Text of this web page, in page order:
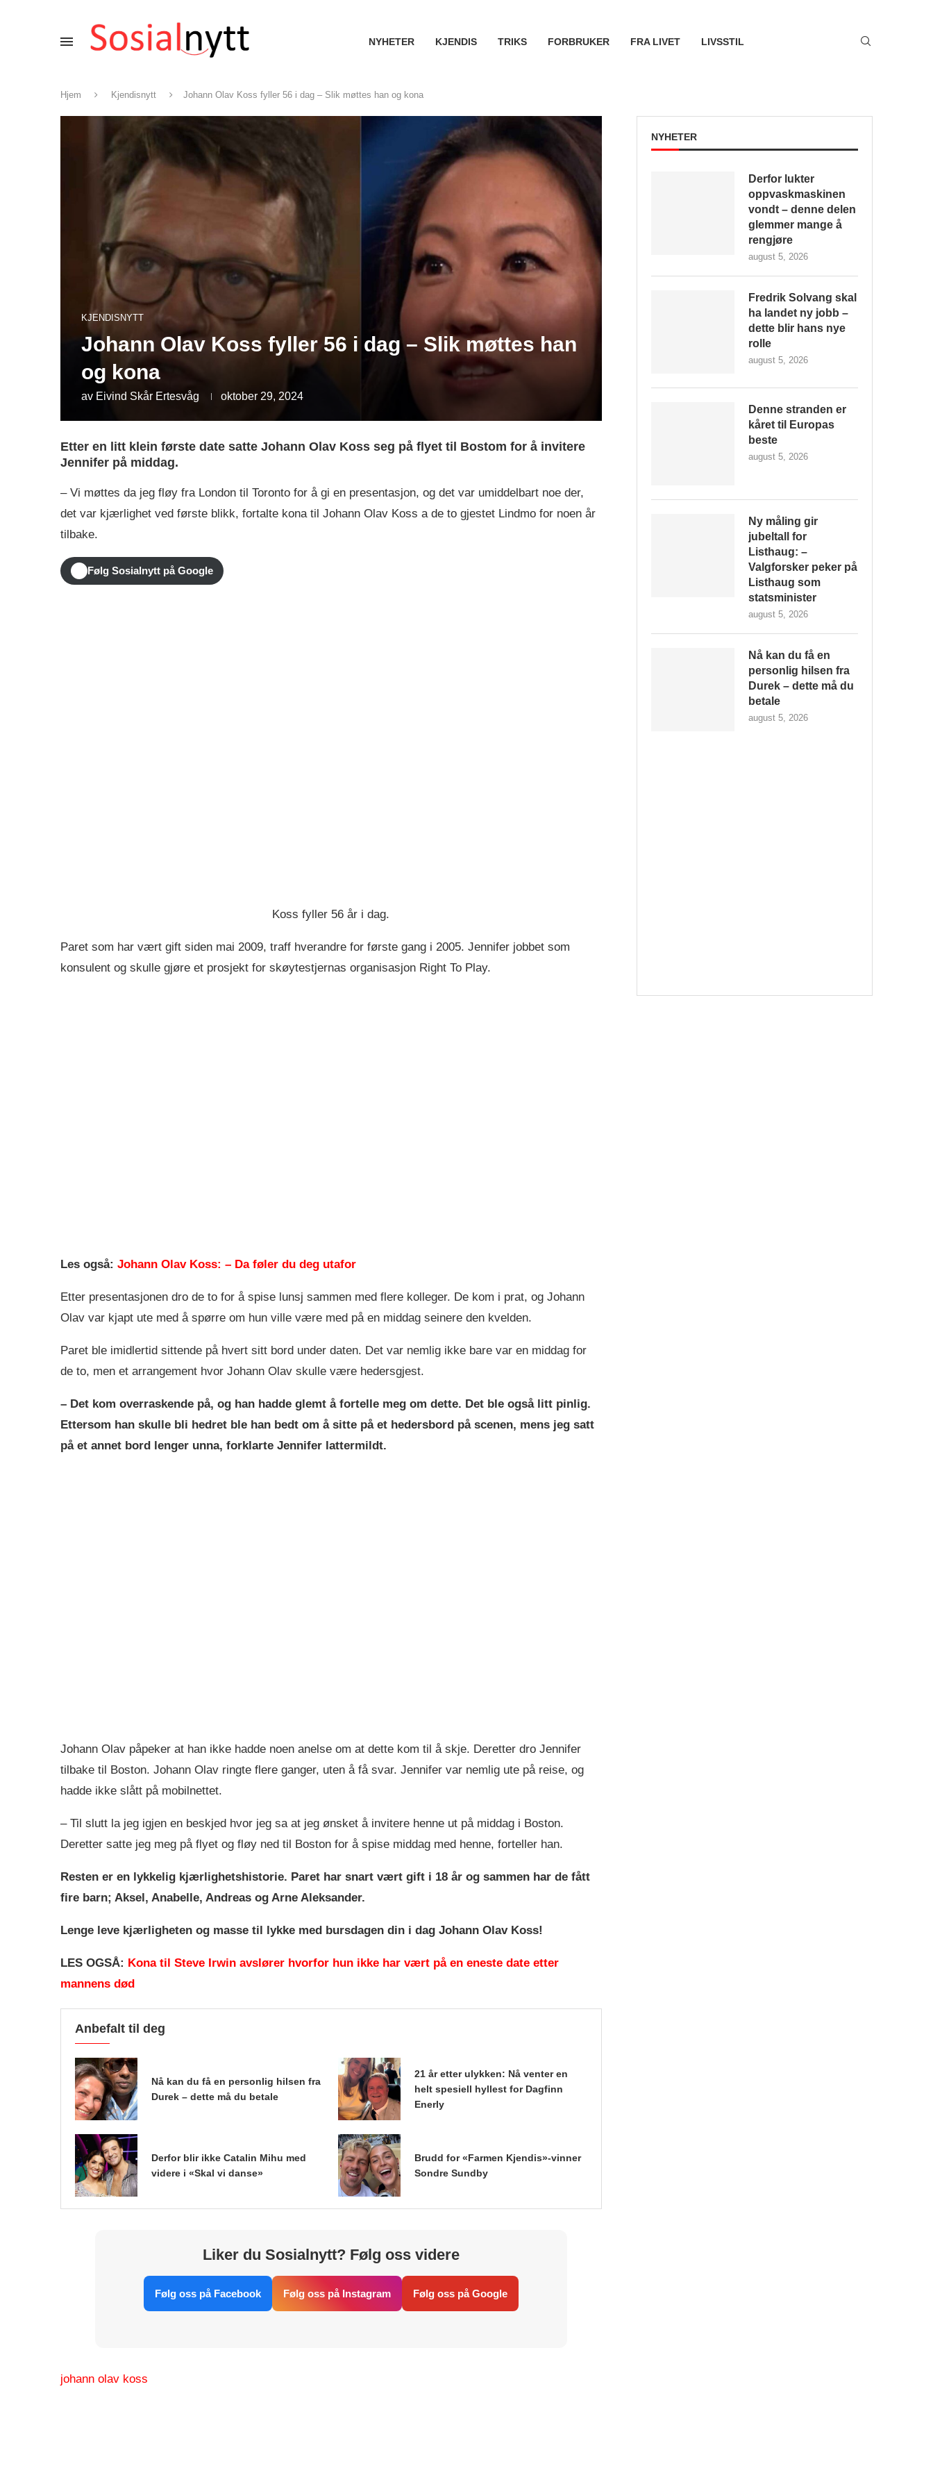
NYHETER KJENDIS TRIKS FORBRUKER FRA LIVET LIVSSTIL
Hjem Kjendisnytt Johann Olav Koss fyller 56 i dag – Slik møttes han og kona
KJENDISNYTT
Johann Olav Koss fyller 56 i dag – Slik møttes han
og kona
av Eivind Skår Ertesvåg oktober 29, 2024
Etter en litt klein første date satte Johann Olav Koss seg på flyet til Bostom for å invitere
Jennifer på middag.
– Vi møttes da jeg fløy fra London til Toronto for å gi en presentasjon, og det var umiddelbart noe der,
det var kjærlighet ved første blikk, fortalte kona til Johann Olav Koss a de to gjestet Lindmo for noen år
tilbake.
Følg Sosialnytt på Google
Koss fyller 56 år i dag.
Paret som har vært gift siden mai 2009, traff hverandre for første gang i 2005. Jennifer jobbet som
konsulent og skulle gjøre et prosjekt for skøytestjernas organisasjon Right To Play.
Les også: Johann Olav Koss: – Da føler du deg utafor
Etter presentasjonen dro de to for å spise lunsj sammen med flere kolleger. De kom i prat, og Johann
Olav var kjapt ute med å spørre om hun ville være med på en middag seinere den kvelden.
Paret ble imidlertid sittende på hvert sitt bord under daten. Det var nemlig ikke bare var en middag for
de to, men et arrangement hvor Johann Olav skulle være hedersgjest.
– Det kom overraskende på, og han hadde glemt å fortelle meg om dette. Det ble også litt pinlig.
Ettersom han skulle bli hedret ble han bedt om å sitte på et hedersbord på scenen, mens jeg satt
på et annet bord lenger unna, forklarte Jennifer lattermildt.
Johann Olav påpeker at han ikke hadde noen anelse om at dette kom til å skje. Deretter dro Jennifer
tilbake til Boston. Johann Olav ringte flere ganger, uten å få svar. Jennifer var nemlig ute på reise, og
hadde ikke slått på mobilnettet.
– Til slutt la jeg igjen en beskjed hvor jeg sa at jeg ønsket å invitere henne ut på middag i Boston.
Deretter satte jeg meg på flyet og fløy ned til Boston for å spise middag med henne, forteller han.
Resten er en lykkelig kjærlighetshistorie. Paret har snart vært gift i 18 år og sammen har de fått
fire barn; Aksel, Anabelle, Andreas og Arne Aleksander.
Lenge leve kjærligheten og masse til lykke med bursdagen din i dag Johann Olav Koss!
LES OGSÅ: Kona til Steve Irwin avslører hvorfor hun ikke har vært på en eneste date etter
mannens død
Anbefalt til deg
Nå kan du få en personlig hilsen fra
Durek – dette må du betale
21 år etter ulykken: Nå venter en
helt spesiell hyllest for Dagfinn
Enerly
Derfor blir ikke Catalin Mihu med
videre i «Skal vi danse»
Brudd for «Farmen Kjendis»-vinner
Sondre Sundby
Liker du Sosialnytt? Følg oss videre
Følg oss på Facebook Følg oss på Instagram Følg oss på Google
johann olav koss
NYHETER
Derfor lukter
oppvaskmaskinen
vondt – denne delen
glemmer mange å
rengjøre
august 5, 2026
Fredrik Solvang skal
ha landet ny jobb –
dette blir hans nye
rolle
august 5, 2026
Denne stranden er
kåret til Europas
beste
august 5, 2026
Ny måling gir
jubeltall for
Listhaug: –
Valgforsker peker på
Listhaug som
statsminister
august 5, 2026
Nå kan du få en
personlig hilsen fra
Durek – dette må du
betale
august 5, 2026